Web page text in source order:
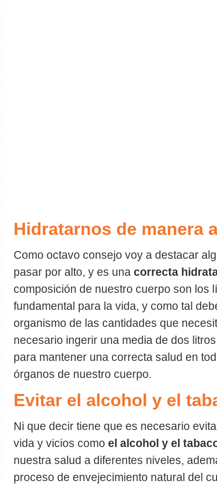
Hidratarnos de manera
Como octavo consejo voy a destacar
pasar por alto, y es una correcta
composición de nuestro cuerpo son los
fundamental para la vida, y como tal
organismo de las cantidades que
necesario ingerir una media de dos
para mantener una correcta salud en
órganos de nuestro cuerpo.
Evitar el alcohol y el
Ni que decir tiene que es necesario
vida y vicios como el alcohol y el
nuestra salud a diferentes niveles,
proceso de envejecimiento natural del